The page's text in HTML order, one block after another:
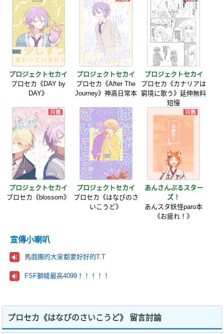
プロジェクトセカイ
プロセカ《DAY by
DAY》
プロジェクトセカイ
プロセカ《After The
Journey》神高日常本
プロジェクトセカイ
プロセカ《カナリアは
窮境に歌う》延伸無料
短慢
プロジェクトセカイ
プロセカ《blossom》
プロジェクトセカイ
プロセカ《はなびのさ
いこうど》
あんさんぶるスター
ズ！
あんスタ妖怪paro本
《お疲れ！》
宣傳小喇叭
馬戲團的大家都要好好的T.T
FSF獅綾最高4099！！！！！
プロセカ《はなびのさいこうど》 留言討論